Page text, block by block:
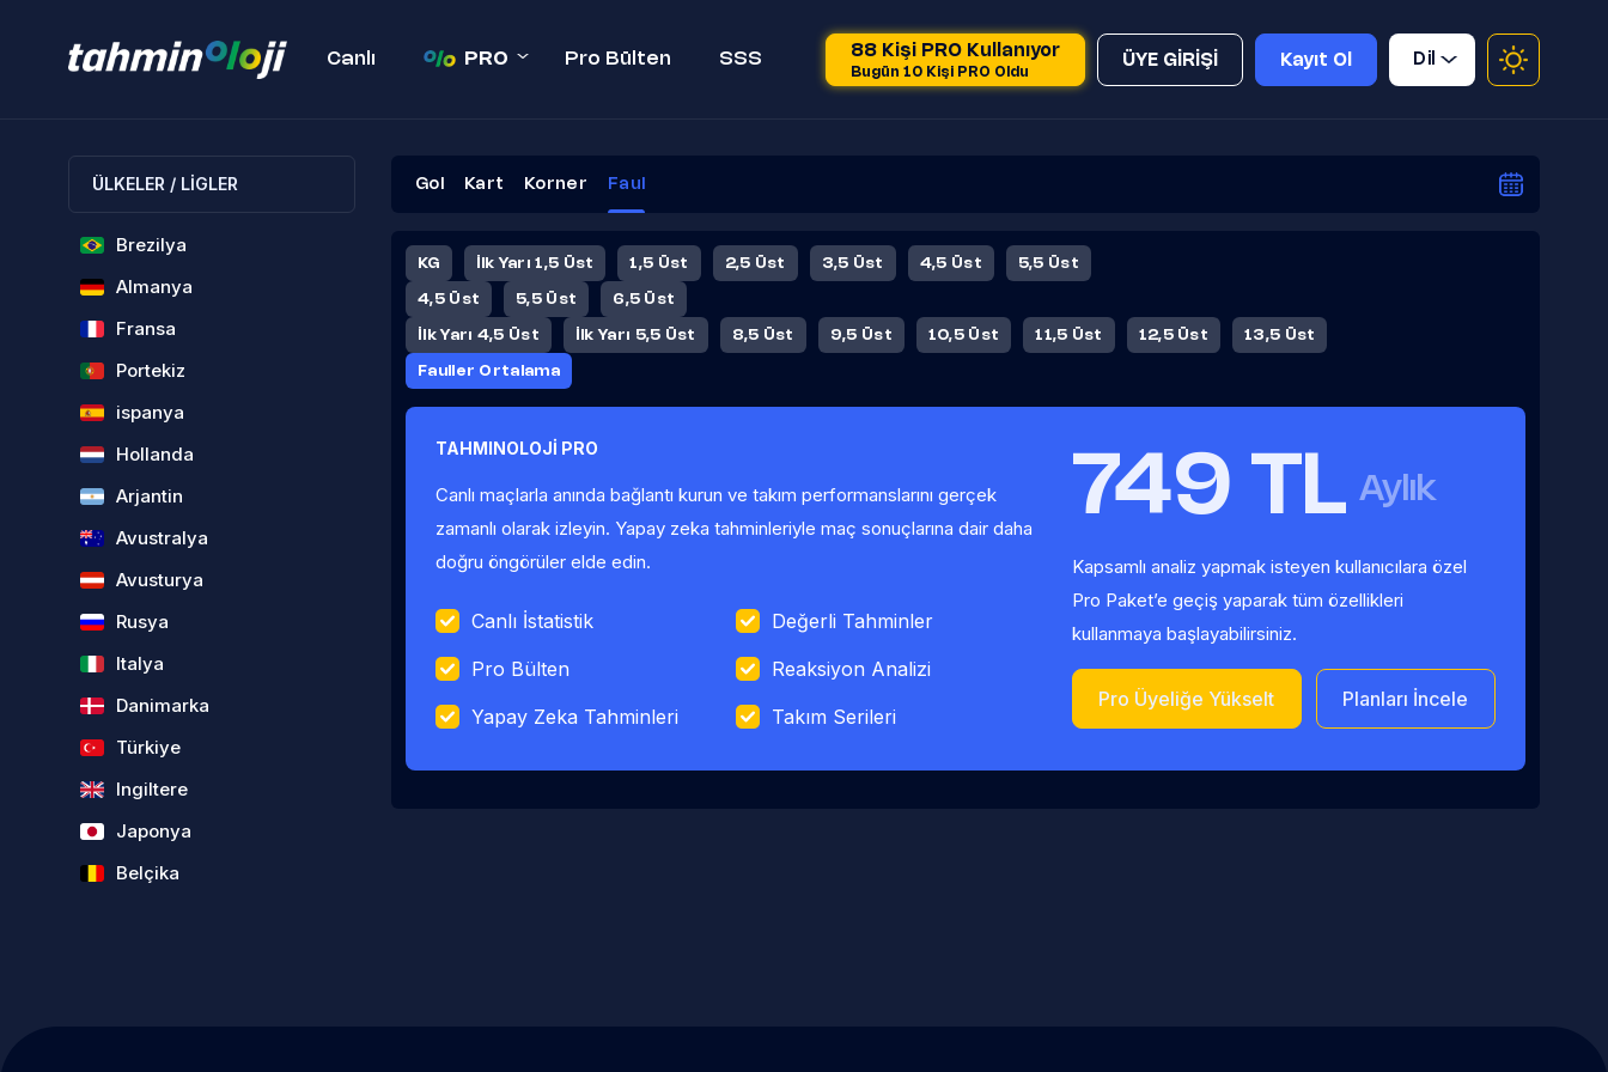
Canlı PRO Pro Bülten SSS 88 Kişi PRO Kullanıyor
Bugün 10 Kişi PRO Oldu
ÜYE GİRİŞİ Kayıt Ol Dil
ÜLKELER / LİGLER
Brezilya
Almanya
Fransa
Portekiz
ispanya
Hollanda
Arjantin
Avustralya
Avusturya
Rusya
Italya
Danimarka
Türkiye
Ingiltere
Japonya
Belçika
Gol Kart Korner Faul
KG İlk Yarı 1,5 Üst 1,5 Üst 2,5 Üst 3,5 Üst 4,5 Üst 5,5 Üst
4,5 Üst 5,5 Üst 6,5 Üst
İlk Yarı 4,5 Üst İlk Yarı 5,5 Üst 8,5 Üst 9,5 Üst 10,5 Üst 11,5 Üst 12,5 Üst 13,5 Üst
Fauller Ortalama
TAHMINOLOJİ PRO
Canlı maçlarla anında bağlantı kurun ve takım performanslarını gerçek
zamanlı olarak izleyin. Yapay zeka tahminleriyle maç sonuçlarına dair daha
doğru öngörüler elde edin.
Canlı İstatistik
Değerli Tahminler
Pro Bülten
Reaksiyon Analizi
Yapay Zeka Tahminleri
Takım Serileri
749 TL Aylık
Kapsamlı analiz yapmak isteyen kullanıcılara özel
Pro Paket’e geçiş yaparak tüm özellikleri
kullanmaya başlayabilirsiniz.
Pro Üyeliğe Yükselt Planları İncele